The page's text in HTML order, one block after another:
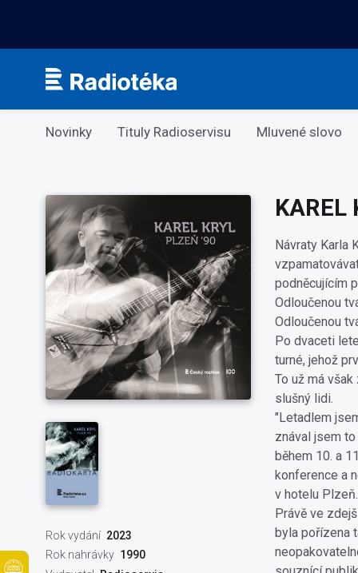
Kategorie
Novinky Tituly Radioservisu Mluvené slovo
Rok vydání 2023
Rok nahrávky 1990
KAREL
Návraty Karla
podněcujícím
Odloučenou
Odloučenou
Po dvaceti
turné, jehož
To už má
slušný lidi.
"Letadlem
znával jsem
během 10. a
konference a
v hotelu Plzeň.
Právě ve
byla pořízena